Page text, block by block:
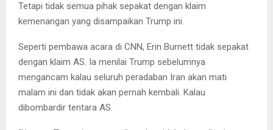
Tetapi tidak semua pihak sepakat dengan klaim
kemenangan yang disampaikan Trump ini.
Seperti pembawa acara di CNN, Erin Burnett tidak sepakat
dengan klaim AS. Ia menilai Trump sebelumnya
mengancam kalau seluruh peradaban Iran akan mati
malam ini dan tidak akan pernah kembali. Kalau
dibombardir tentara AS.